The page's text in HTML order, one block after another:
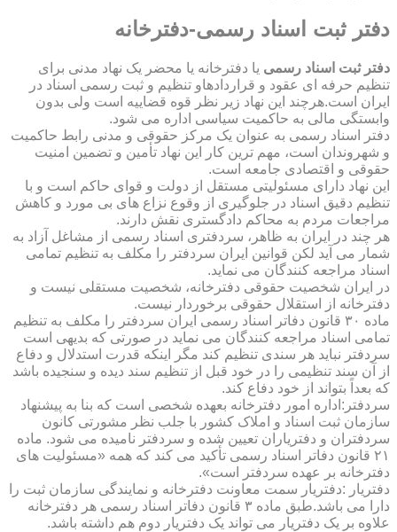
دفتر ثبت اسناد رسمی-دفترخانه
دفتر ثبت اسناد رسمی یا دفترخانه یا محضر یک نهاد مدنی برای
تنظیم حرفه ای عقود و قراردادهاو تنظیم و ثبت رسمی اسناد در
ایران است.هرچند این نهاد زیر نظر قوه قضاییه است ولی بدون
وابستگی مالی به حاکمیت سیاسی اداره می شود.
دفتر اسناد رسمی به عنوان یک مرکز حقوقی و مدنی رابط حاکمیت
و شهروندان است، مهم ترین کار این نهاد تأمین و تضمین امنیت
حقوقی و اقتصادی جامعه است.
این نهاد دارای مسئولیتی مستقل از دولت و قوای حاکم است و با
تنظیم دقیق اسناد در جلوگیری از وقوع نزاع های بی مورد و کاهش
مراجعات مردم به محاکم دادگستری نقش دارند.
هر چند در ایران به ظاهر، سردفتری اسناد رسمی از مشاغل آزاد به
شمار می آید لکن قوانین ایران سردفتر را مکلف به تنظیم تمامی
اسناد مراجعه کنندگان می نماید.
در ایران شخصیت حقوقی دفترخانه، شخصیت مستقلی نیست و
دفترخانه از استقلال حقوقی برخوردار نیست.
ماده ۳۰ قانون دفاتر اسناد رسمی ایران سردفتر را مکلف به تنظیم
تمامی اسناد مراجعه کنندگان می نماید در صورتی که بدیهی است
سردفتر نباید هر سندی تنظیم کند مگر اینکه قدرت استدلال و دفاع
از آن سند تنظیمی را در خود قبل از تنظیم سند دیده و سنجیده باشد
که بعداً بتواند از خود دفاع کند.
سردفتر:اداره امور دفترخانه بعهده شخصی است که بنا به پیشنهاد
سازمان ثبت اسناد و املاک کشور با جلب نظر مشورتی کانون
سردفتران و دفتریاران تعیین شده و سردفتر نامیده می شود. ماده
۲۱ قانون دفاتر اسناد رسمی تأکید می کند که همه «مسئولیت های
دفترخانه بر عهده سردفتر است».
دفتریار :دفتریار سمت معاونت دفترخانه و نمایندگی سازمان ثبت را
دارا می باشد.طبق ماده ۳ قانون دفاتر اسناد رسمی هر دفترخانه
علاوه بر یک دفتریار می تواند یک دفتریار دوم هم داشته باشد.